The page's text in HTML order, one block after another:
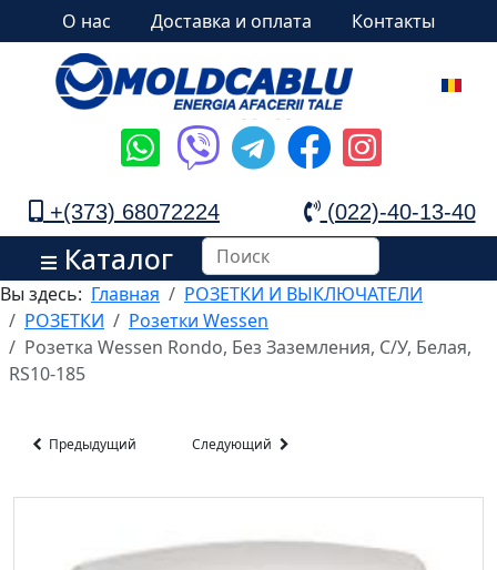
О нас Доставка и оплата Контакты
+(373) 68072224 (022)-40-13-40
Каталог
Вы здесь: Главная
РОЗЕТКИ И ВЫКЛЮЧАТЕЛИ
РОЗЕТКИ
Розетки Wessen
Розетка Wessen Rondo, Без Заземления, С/У, Белая,
RS10-185
Предыдущий Следующий